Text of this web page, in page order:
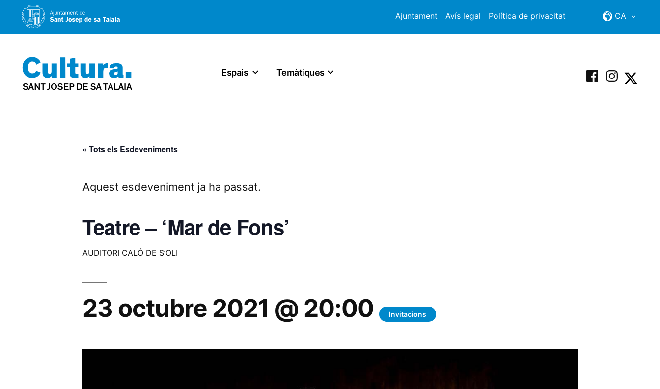
CA
Ajuntament Avís legal Política de privacitat
al
contingut
Espais Temàtiques Facebook
Instagram
X
« Tots els Esdeveniments
Aquest esdeveniment ja ha passat.
Teatre – ‘Mar de Fons’
AUDITORI CALÓ DE S’OLI
23 octubre 2021 @ 20:00 Invitacions